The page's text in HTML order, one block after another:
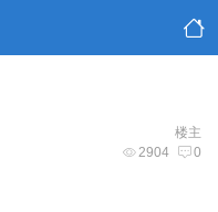
楼主
2904 0